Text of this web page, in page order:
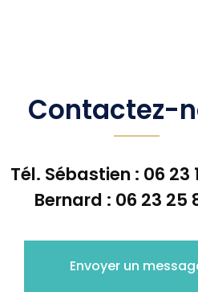
Contactez-
Tél. Sébastien : 06 23
Bernard : 06 23 25
Envoyer un